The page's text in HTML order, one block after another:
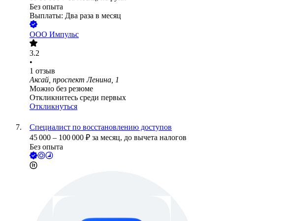
Без опыта
Выплаты: Два раза в месяц
ООО Импульс
3.2
•
1 отзыв
Аксай, проспект Ленина, 1
Можно без резюме
Откликнитесь среди первых
Откликнуться
Специалист по восстановлению доступов
45 000 – 100 000 ₽ за месяц, до вычета налогов
Без опыта